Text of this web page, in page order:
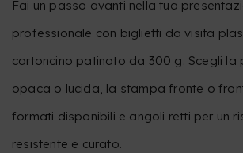
Fai un passo avanti nella tua
professionale con biglietti da visita
cartoncino patinato da 300 g. Scegli la
opaca o lucida, la stampa fronte o
formati disponibili e angoli retti per un
resistente e curato.